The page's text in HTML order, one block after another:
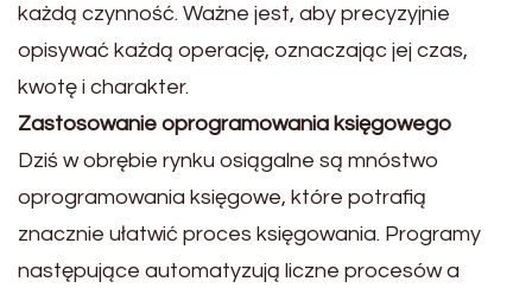
każdą czynność. Ważne jest, aby precyzyjnie
opisywać każdą operację, oznaczając jej czas,
kwotę i charakter.
Zastosowanie oprogramowania księgowego
Dziś w obrębie rynku osiągalne są mnóstwo
oprogramowania księgowe, które potrafią
znacznie ułatwić proces księgowania. Programy
następujące automatyzują liczne procesów a